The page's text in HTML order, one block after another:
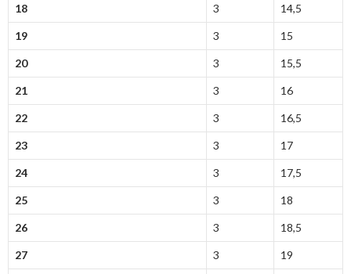
18 3 14,5
19 3 15
20 3 15,5
21 3 16
22 3 16,5
23 3 17
24 3 17,5
25 3 18
26 3 18,5
27 3 19